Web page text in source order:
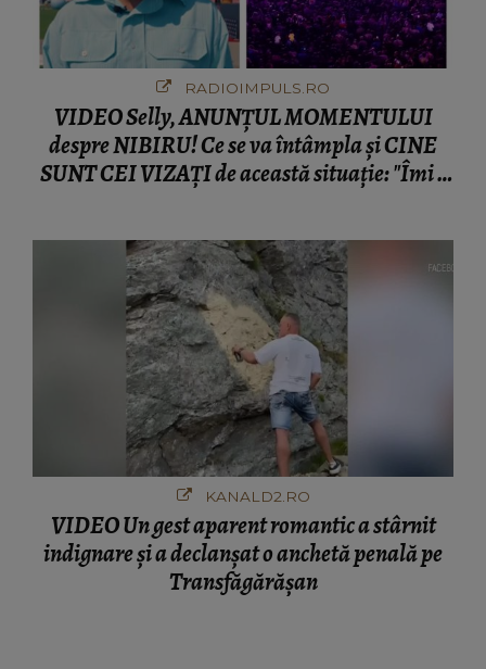
RADIOIMPULS.RO
VIDEO Selly, ANUNȚUL MOMENTULUI
despre NIBIRU! Ce se va întâmpla și CINE
SUNT CEI VIZAȚI de această situație: "Îmi e
KANALD2.RO
VIDEO Un gest aparent romantic a stârnit
indignare și a declanșat o anchetă penală pe
Transfăgărășan